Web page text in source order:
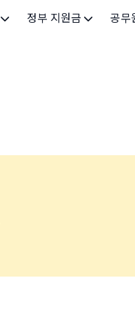
정부 지원금 공무